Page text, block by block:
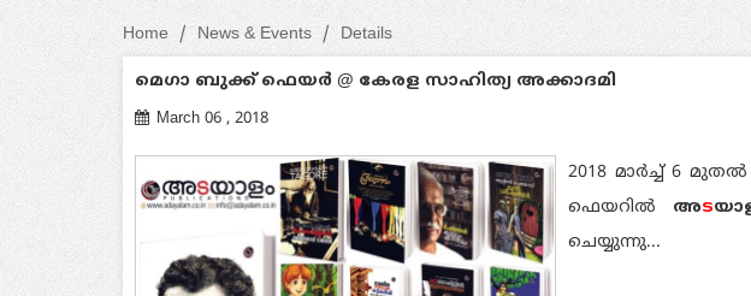
Home News & Events Details
മെഗാ ബുക്ക് ഫെയര്‍ @ കേരള സാഹിത്യ അക്കാദമി
March 06 , 2018
2018 മാര്‍ച്ച്‌ 6
ഫെയറിൽ അട
ചെയ്യുന്നു...